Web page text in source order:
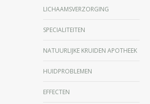
LICHAAMSVERZORGING
SPECIALITEITEN
NATUURLIJKE KRUIDEN APOTHEEK
HUIDPROBLEMEN
EFFECTEN